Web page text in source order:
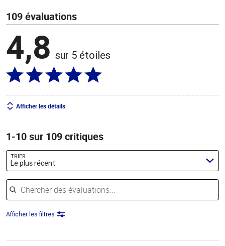
109 évaluations
4,8 sur 5 étoiles
Afficher les détails
1-10 sur 109 critiques
TRIER
Le plus récent
Chercher des évaluations
Afficher les filtres